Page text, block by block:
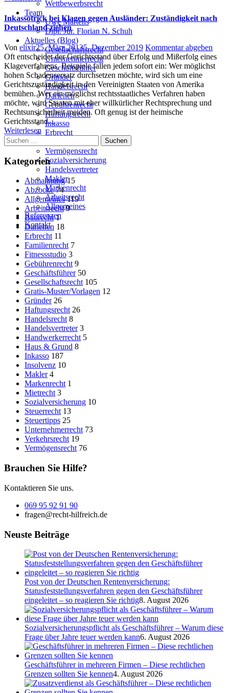
Wettbewerbsrecht
Team
Uwe Martens
Dipl. Jur. Florian N. Schuh
Aktuelles (Blog)
Gesellschaftsrecht
Unternehmerrecht
Geschäftsführer
Gründer
Handelsrecht
Darlehen
Gebührenrecht
Haftungsrecht
Inkasso
Erbrecht
Vermögensrecht
Sozialversicherung
Handelsvertreter
Makler
Markenrecht
Arbeitsrecht
Allgemeines
Referenzen
Kontakt
Inkassotrick bei Klagen gegen Ausländer: Zuständigkeit nach
Deutschland ziehen
Author
Von elixirPosted
on
25. März 20135. Dezember 2019 Kommentar abgeben
Oft entscheidet der Gerichtsstand über Erfolg und Mißerfolg eines
Klageverfahrens. Beispiele fallen jedem sofort ein: Wer möglichst
hohen Schadensersatz durchsetzen möchte, wird sich um eine
Gerichtszuständigkeit in den Vereinigten Staaten von Amerika
bemühen. Wer ein möglichst rechtsstaatliches Verfahren haben
möchte, wird Staaten mit eher willkürlicher Rechtsprechung und
Rechtsunsicherheit meiden. Oft genug ist der heimische
Gerichtsstand…
Weiterlesen
Suchen
nach:
Kategorien
Abmahnung 15
Abzocke 74
Allgemeines 119
Arbeitsrecht 9
Baurecht 1
Darlehen 18
Erbrecht 11
Familienrecht 7
Fitnessstudio 3
Gebührenrecht 9
Geschäftsführer 50
Gesellschaftsrecht 105
Gratis-Muster/Vorlagen 12
Gründer 26
Haftungsrecht 26
Handelsrecht 8
Handelsvertreter 3
Handwerkerrecht 5
Haus & Grund 8
Inkasso 187
Insolvenz 10
Makler 4
Markenrecht 1
Mietrecht 3
Sozialversicherung 10
Steuerrecht 13
Steuertipps 25
Unternehmerrecht 73
Verkehrsrecht 19
Vermögensrecht 76
Brauchen Sie Hilfe?
Kontaktieren Sie uns.
069 95 92 91 90
fragen@recht-hilfreich.de
Neuste Beiträge
Post von der Deutschen Rentenversicherung:
Statusfeststellungsverfahren gegen den Geschäftsführer
eingeleitet – so reagieren Sie richtig8. August 2026
Sozialversicherungspflicht als Geschäftsführer – Warum diese
Frage über Jahre teuer werden kann6. August 2026
Geschäftsführer in mehreren Firmen – Diese rechtlichen
Grenzen sollten Sie kennen4. August 2026